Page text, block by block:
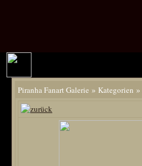
Piranha Fanart Galerie » Kategorien »